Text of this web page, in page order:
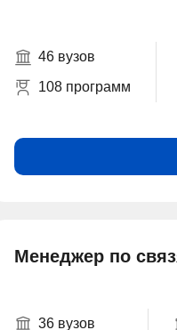
46 вузов
108 программ
Менеджер по
36 вузов